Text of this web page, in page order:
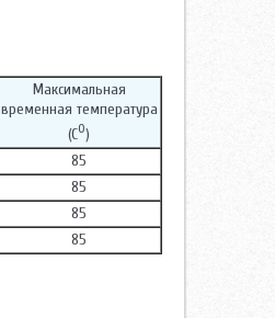
Максимальная
временная температура
(С0)
85
85
85
85